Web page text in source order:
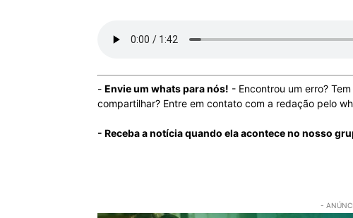
- Envie um whats para nós! - Encontrou um erro?
compartilhar? Entre em contato com a redação pelo
- Receba a notícia quando ela acontece no nosso
-